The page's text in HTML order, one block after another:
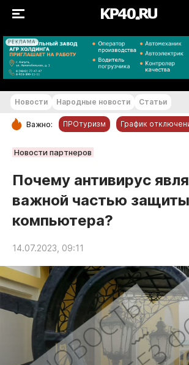
РЕКЛАМА
+22...+23 °С
РУБРИКИ
Новости компаний
Статьи
Народные новости
Авто и транспорт
Благоустройство
Криминал
Культура
Недвижимость и ЖКХ
Образование
Общество
Новости Народные новости Статьи
Важно: ПРОтуризм График
Новости партнеров
Почему антивирус
важной частью
компьютера?
14.07.2023, 09:11